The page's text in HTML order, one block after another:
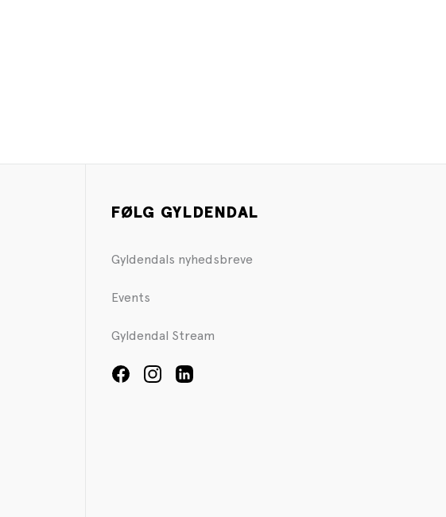
FØLG GYLDENDAL
Gyldendals nyhedsbreve
Events
Gyldendal Stream